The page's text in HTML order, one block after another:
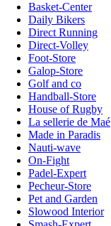
Basket-Center
Daily Bikers
Direct Running
Direct-Volley
Foot-Store
Galop-Store
Golf and co
Handball-Store
House of Rugby
La sellerie de Maé
Made in Paradis
Nauti-wave
On-Fight
Padel-Expert
Pecheur-Store
Pet and Garden
Slowood Interior